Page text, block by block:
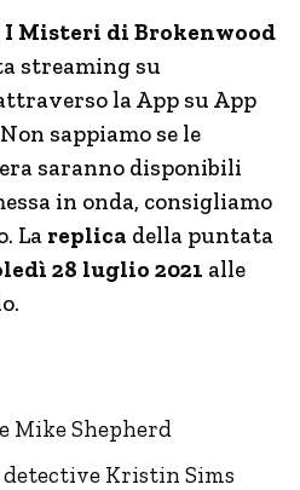
I Misteri di Brokenwood
streaming su
la App su App
sappiamo se le
saranno disponibili
in onda, consigliamo
La replica della puntata
28 luglio 2021 alle
Mike Shepherd
detective Kristin Sims